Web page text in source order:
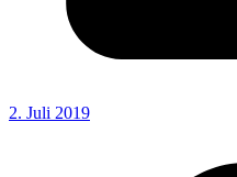
2. Juli 2019